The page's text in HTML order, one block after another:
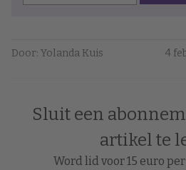
Door: Yolanda Kuis 4
Sluit een
artikel te
Word lid voor 15 euro